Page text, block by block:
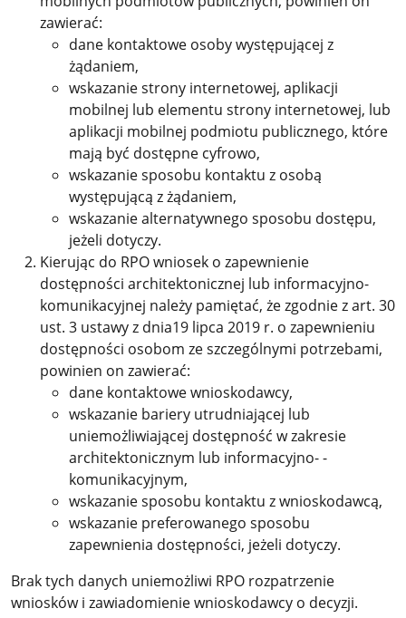
zawierać:
dane kontaktowe osoby występującej z
żądaniem,
wskazanie strony internetowej, aplikacji
mobilnej lub elementu strony internetowej, lub
aplikacji mobilnej podmiotu publicznego, które
mają być dostępne cyfrowo,
wskazanie sposobu kontaktu z osobą
występującą z żądaniem,
wskazanie alternatywnego sposobu dostępu,
jeżeli dotyczy.
Kierując do RPO wniosek o zapewnienie
dostępności architektonicznej lub informacyjno-
komunikacyjnej należy pamiętać, że zgodnie z art. 30
ust. 3 ustawy z dnia19 lipca 2019 r. o zapewnieniu
dostępności osobom ze szczególnymi potrzebami,
powinien on zawierać:
dane kontaktowe wnioskodawcy,
wskazanie bariery utrudniającej lub
uniemożliwiającej dostępność w zakresie
architektonicznym lub informacyjno- -
komunikacyjnym,
wskazanie sposobu kontaktu z wnioskodawcą,
wskazanie preferowanego sposobu
zapewnienia dostępności, jeżeli dotyczy.
Brak tych danych uniemożliwi RPO rozpatrzenie
wniosków i zawiadomienie wnioskodawcy o decyzji.